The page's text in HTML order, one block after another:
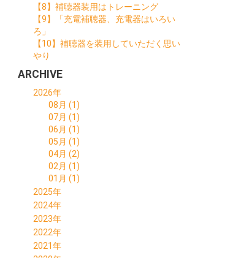
【8】補聴器装用はトレーニング
【9】「充電補聴器、充電器はいろい
ろ」
【10】補聴器を装用していただく思い
やり
ARCHIVE
2026年
08月 (1)
07月 (1)
06月 (1)
05月 (1)
04月 (2)
02月 (1)
01月 (1)
2025年
11月 (1)
10月 (1)
09月 (1)
08月 (1)
06月 (1)
2024年
10月 (1)
09月 (1)
07月 (1)
06月 (1)
2023年
12月 (1)
11月 (1)
09月 (1)
2022年
12月 (3)
2021年